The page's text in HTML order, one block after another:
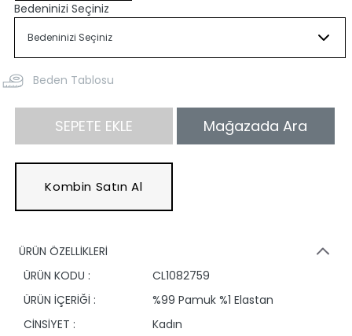
Bedeninizi Seçiniz
Beden Tablosu
SEPETE EKLE Mağazada Ara
Kombin Satın Al
ÜRÜN ÖZELLİKLERİ
ÜRÜN KODU :
CL1082759
ÜRÜN İÇERİĞİ :
%99 Pamuk %1 Elastan
CİNSİYET :
Kadın